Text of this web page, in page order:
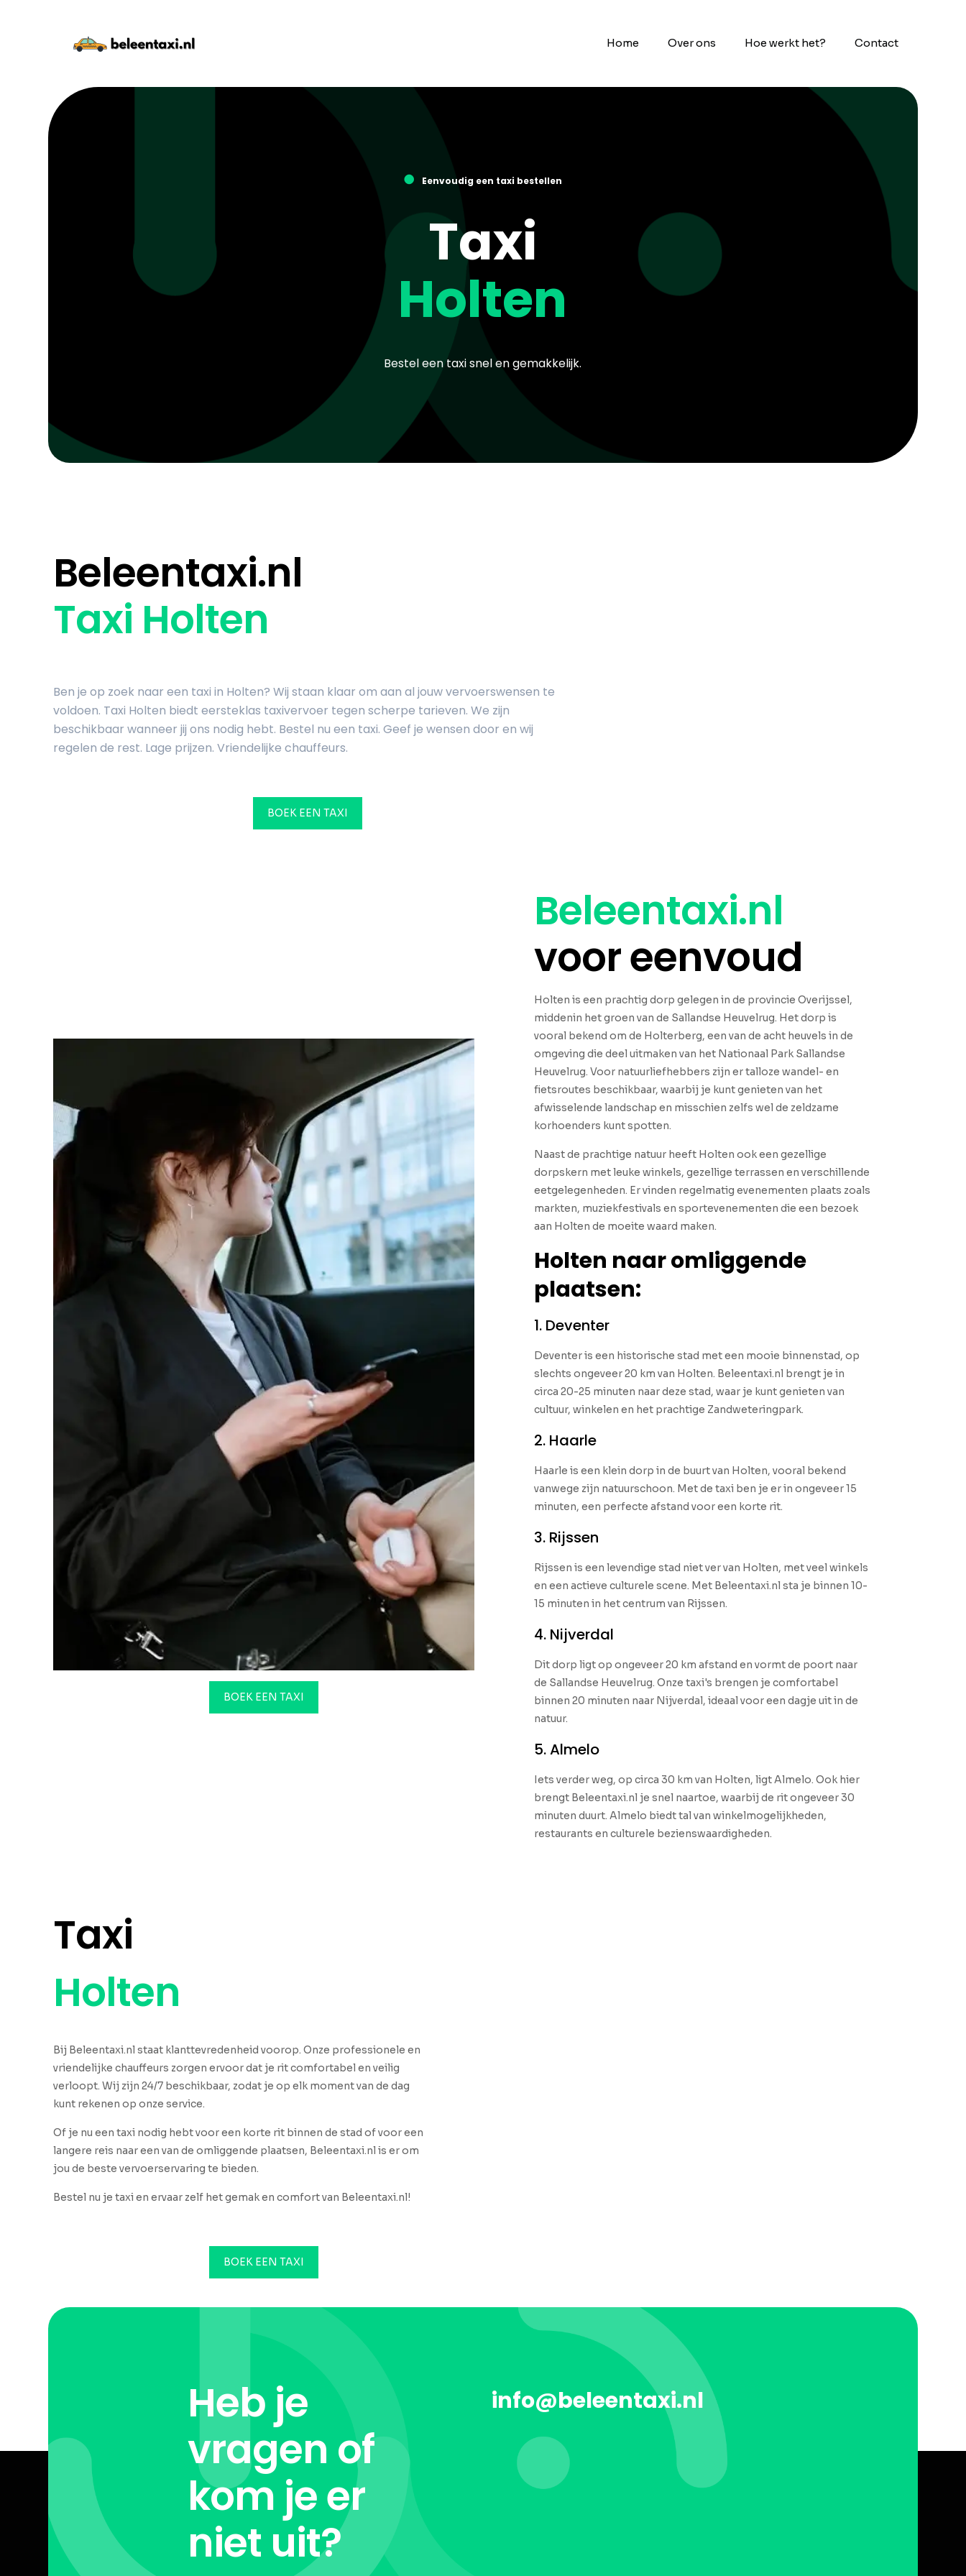
Home Over ons Hoe werkt het? Contact
● Eenvoudig een taxi bestellen
Taxi
Holten
Bestel een taxi snel en gemakkelijk.
Beleentaxi.nl
Taxi Holten
Ben je op zoek naar een taxi in Holten? Wij staan klaar om aan al jouw vervoerswensen te
voldoen. Taxi Holten biedt eersteklas taxivervoer tegen scherpe tarieven. We zijn
beschikbaar wanneer jij ons nodig hebt. Bestel nu een taxi. Geef je wensen door en wij
regelen de rest. Lage prijzen. Vriendelijke chauffeurs.
BOEK EEN TAXI
BOEK EEN TAXI
Beleentaxi.nl
voor eenvoud
Holten is een prachtig dorp gelegen in de provincie Overijssel,
middenin het groen van de Sallandse Heuvelrug. Het dorp is
vooral bekend om de Holterberg, een van de acht heuvels in de
omgeving die deel uitmaken van het Nationaal Park Sallandse
Heuvelrug. Voor natuurliefhebbers zijn er talloze wandel- en
fietsroutes beschikbaar, waarbij je kunt genieten van het
afwisselende landschap en misschien zelfs wel de zeldzame
korhoenders kunt spotten.
Naast de prachtige natuur heeft Holten ook een gezellige
dorpskern met leuke winkels, gezellige terrassen en verschillende
eetgelegenheden. Er vinden regelmatig evenementen plaats zoals
markten, muziekfestivals en sportevenementen die een bezoek
aan Holten de moeite waard maken.
Holten naar omliggende
plaatsen:
1. Deventer
Deventer is een historische stad met een mooie binnenstad, op
slechts ongeveer 20 km van Holten. Beleentaxi.nl brengt je in
circa 20-25 minuten naar deze stad, waar je kunt genieten van
cultuur, winkelen en het prachtige Zandweteringpark.
2. Haarle
Haarle is een klein dorp in de buurt van Holten, vooral bekend
vanwege zijn natuurschoon. Met de taxi ben je er in ongeveer 15
minuten, een perfecte afstand voor een korte rit.
3. Rijssen
Rijssen is een levendige stad niet ver van Holten, met veel winkels
en een actieve culturele scene. Met Beleentaxi.nl sta je binnen 10-
15 minuten in het centrum van Rijssen.
4. Nijverdal
Dit dorp ligt op ongeveer 20 km afstand en vormt de poort naar
de Sallandse Heuvelrug. Onze taxi's brengen je comfortabel
binnen 20 minuten naar Nijverdal, ideaal voor een dagje uit in de
natuur.
5. Almelo
Iets verder weg, op circa 30 km van Holten, ligt Almelo. Ook hier
brengt Beleentaxi.nl je snel naartoe, waarbij de rit ongeveer 30
minuten duurt. Almelo biedt tal van winkelmogelijkheden,
restaurants en culturele bezienswaardigheden.
Taxi
Holten
Bij Beleentaxi.nl staat klanttevredenheid voorop. Onze professionele en
vriendelijke chauffeurs zorgen ervoor dat je rit comfortabel en veilig
verloopt. Wij zijn 24/7 beschikbaar, zodat je op elk moment van de dag
kunt rekenen op onze service.
Of je nu een taxi nodig hebt voor een korte rit binnen de stad of voor een
langere reis naar een van de omliggende plaatsen, Beleentaxi.nl is er om
jou de beste vervoerservaring te bieden.
Bestel nu je taxi en ervaar zelf het gemak en comfort van Beleentaxi.nl!
BOEK EEN TAXI
Heb je
vragen of
kom je er
niet uit?
info@beleentaxi.nl